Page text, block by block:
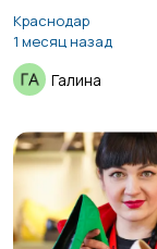
Краснодар
1 месяц назад
Галина